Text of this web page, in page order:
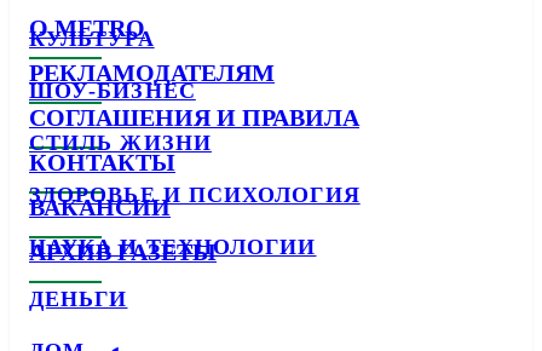
КУЛЬТУРА
ШОУ-БИЗНЕС
СТИЛЬ ЖИЗНИ
ЗДОРОВЬЕ И ПСИХОЛОГИЯ
НАУКА И ТЕХНОЛОГИИ
ДЕНЬГИ
О METRO
РЕКЛАМОДАТЕЛЯМ
СОГЛАШЕНИЯ И ПРАВИЛА
КОНТАКТЫ
ВАКАНСИИ
АРХИВ ГАЗЕТЫ